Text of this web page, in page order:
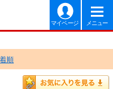
マイページ メニュー
順